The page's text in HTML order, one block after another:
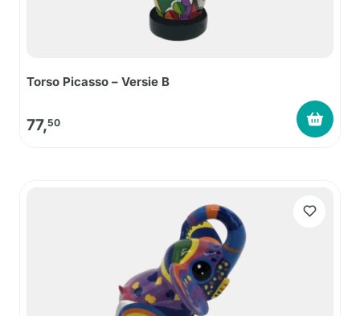
Torso Picasso – Versie B
77,50